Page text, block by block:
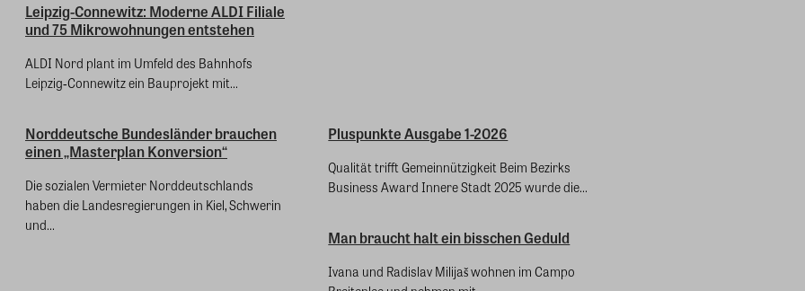
Leipzig-Connewitz: Moderne ALDI Filiale
und 75 Mikrowohnungen entstehen
ALDI Nord plant im Umfeld des Bahnhofs
Leipzig‑Connewitz ein Bauprojekt mit...
Norddeutsche Bundesländer brauchen
einen „Masterplan Konversion“
Die sozialen Vermieter Norddeutschlands
haben die Landesregierungen in Kiel, Schwerin
und...
Pluspunkte Ausgabe 1-2026
Qualität trifft Gemeinnützigkeit Beim Bezirks
Business Award Innere Stadt 2025 wurde die...
Man braucht halt ein bisschen Geduld
Ivana und Radislav Milijaš wohnen im Campo